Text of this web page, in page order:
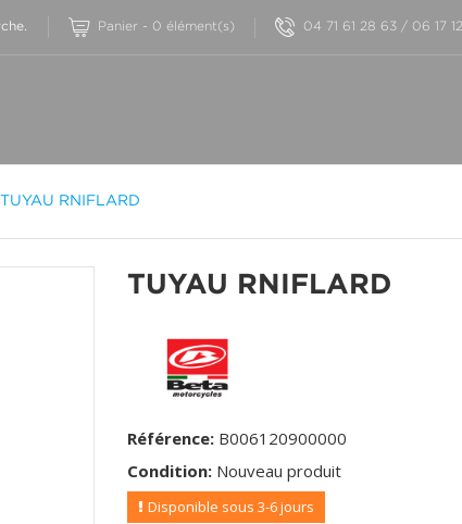
Panier - 0 élément(s) 04 71 61 28 63 / 06 17
TUYAU RNIFLARD
TUYAU RNIFLARD
Référence: B006120900000
Condition: Nouveau produit
Disponible sous 3-6 jours